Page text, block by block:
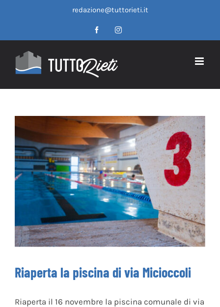
redazione@tuttorieti.it
FacebookInstagram
Riaperta la piscina di via Micioccoli
Riaperta il 16 novembre la piscina comunale di via